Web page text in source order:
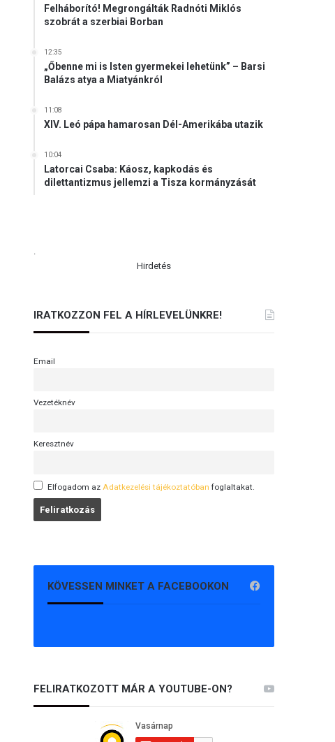
Felháborító! Megrongálták Radnóti Miklós
szobrát a szerbiai Borban
12:35
„Őbenne mi is Isten gyermekei lehetünk” – Barsi
Balázs atya a Miatyánkról
11:08
XIV. Leó pápa hamarosan Dél-Amerikába utazik
10:04
Latorcai Csaba: Káosz, kapkodás és
dilettantizmus jellemzi a Tisza kormányzását
.
Hirdetés
IRATKOZZON FEL A HÍRLEVELÜNKRE!
Email
Vezetéknév
Keresztnév
Elfogadom az Adatkezelési tájékoztatóban foglaltakat.
KÖVESSEN MINKET A FACEBOOKON
FELIRATKOZOTT MÁR A YOUTUBE-ON?